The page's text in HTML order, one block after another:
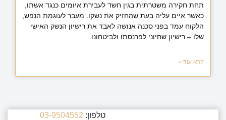
תחת חקירה משטרתית בגין חשד לעבירת איומים כנגד אשתו,
כאשר איים עליה בעת שהחזיק את נשקו. מעבר לעוגמת הנפש,
הלקוח עמד בפני סכנה אנושה לאבד את רישיון הנשק האישי
שלו – רישיון שחיוני לפרנסתו ולביטחונו.
קרא עוד »
טלפון: 03-9504552